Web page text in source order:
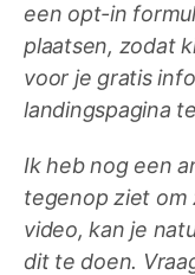
een opt-in
plaatsen, zodat
voor je gratis
landingspagina
Ik heb nog een
tegenop ziet om
video, kan je
dit te doen.